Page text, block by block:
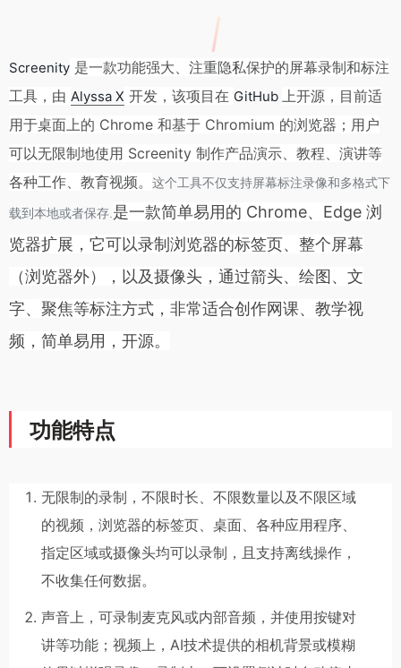
Screenity 是一款功能强大、注重隐私保护的屏幕录制和标注
工具，由 Alyssa X 开发，该项目在 GitHub 上开源，目前适
用于桌面上的 Chrome 和基于 Chromium 的浏览器；用户
可以无限制地使用 Screenity 制作产品演示、教程、演讲等
各种工作、教育视频。
这个工具不仅支持屏幕标注录像和多格式下
载到本地或者保存. 是一款简单易用的 Chrome、Edge 浏
览器扩展，它可以录制浏览器的标签页、整个屏幕
（浏览器外），以及摄像头，通过箭头、绘图、文
字、聚焦等标注方式，非常适合创作网课、教学视
频，简单易用，开源。
功能特点
无限制的录制，不限时长、不限数量以及不限区域
的视频，浏览器的标签页、桌面、各种应用程序、
指定区域或摄像头均可以录制，且支持离线操作，
不收集任何数据。
声音上，可录制麦克风或内部音频，并使用按键对
讲等功能；视频上，AI技术提供的相机背景或模糊